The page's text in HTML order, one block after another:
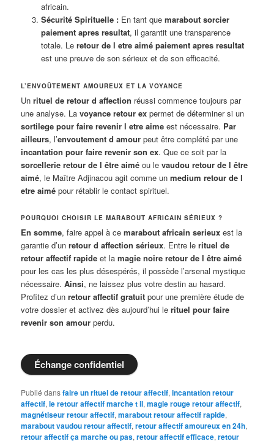
africain.
Sécurité Spirituelle :En tant que marabout sorcier
paiement apres resultat, il garantit une transparence
totale. Le retour de l etre aimé paiement apres resultat
est une preuve de son sérieux et de son efficacité.
L’ENVOÛTEMENT AMOUREUX ET LA VOYANCE
Unrituel de retour d affection réussi commence toujours par
une analyse. Lavoyance retour ex permet de déterminer si un
sortilege pour faire revenir l etre aime est nécessaire. Par
ailleurs, l’envoutement d amour peut être complété par une
incantation pour faire revenir son ex. Que ce soit par la
sorcellerie retour de l être aimé ou levaudou retour de l être
aimé, le Maître Adjinacou agit comme unmedium retour de l
etre aimé pour rétablir le contact spirituel.
POURQUOI CHOISIR LE MARABOUT AFRICAIN SÉRIEUX ?
En somme, faire appel à cemarabout africain serieux est la
garantie d’unretour d affection sérieux. Entre lerituel de
retour affectif rapide et lamagie noire retour de l être aimé
pour les cas les plus désespérés, il possède l’arsenal mystique
nécessaire.Ainsi, ne laissez plus votre destin au hasard.
Profitez d’unretour affectif gratuit pour une première étude de
votre dossier et activez dès aujourd’hui lerituel pour faire
revenir son amour perdu.
Échange confidentiel
Publié dansfaire un rituel de retour affectif,incantation retour
affectif,le retour affectif marche t il,magie rouge retour affectif,
magnétiseur retour affectif,marabout retour affectif rapide,
marabout vaudou retour affectif,retour affectif amoureux en 24h,
retour affectif ça marche ou pas,retour affectif efficace,retour